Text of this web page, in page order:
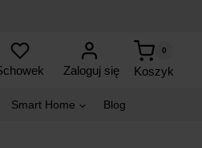
Zaloguj się Koszyk
0
Smart Home Blog